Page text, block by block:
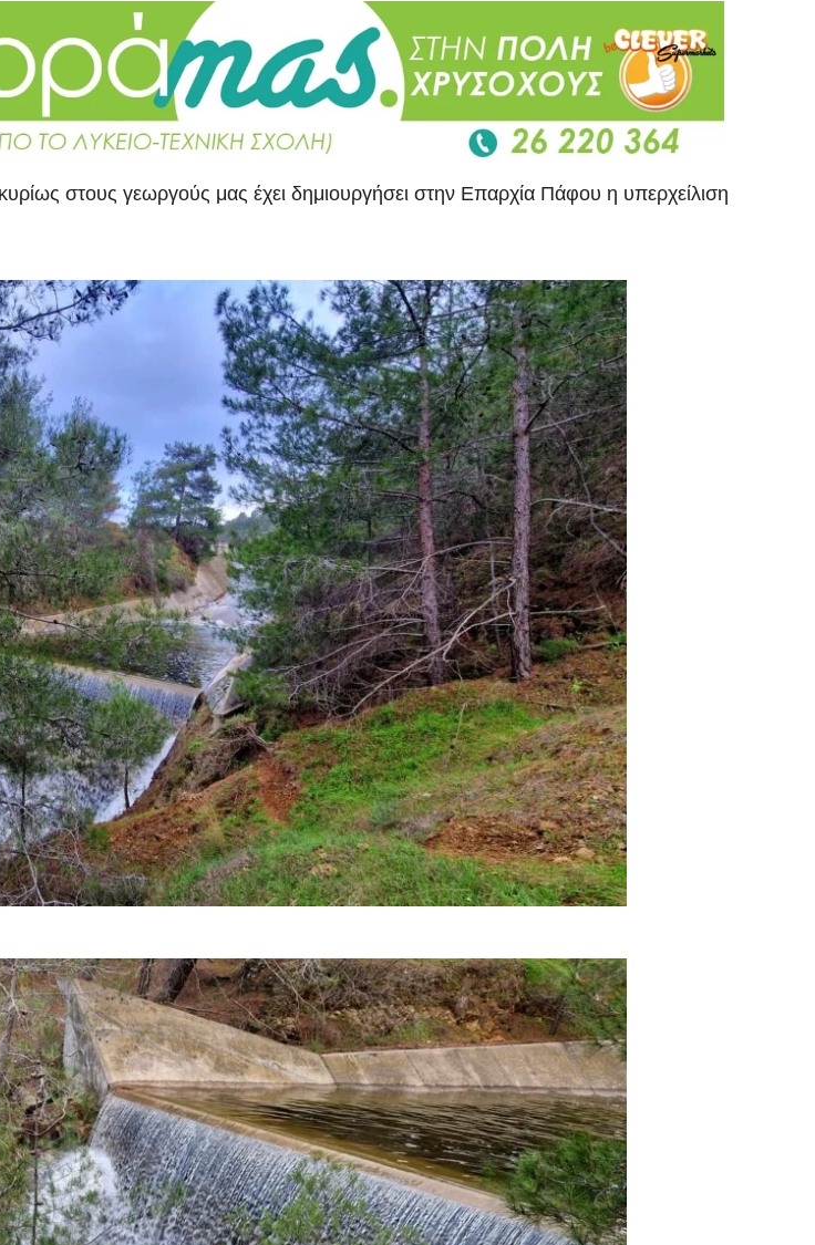
στους γεωργούς μας έχει δημιουργήσει στην Επαρχία Πάφου η υπερχείλιση